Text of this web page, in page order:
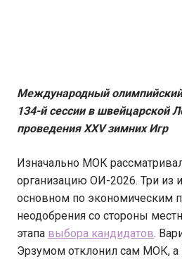
Международный
134-й сессии в швейцарской
проведения XXV зимних Игр
Изначально МОК
организацию ОИ-2026. Три из
основном по экономическим
неодобрения со стороны
этапа выбора кандидатов.
Эрзумом отклонил сам МОК, а